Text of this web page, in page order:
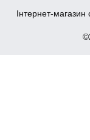
Інтернет-